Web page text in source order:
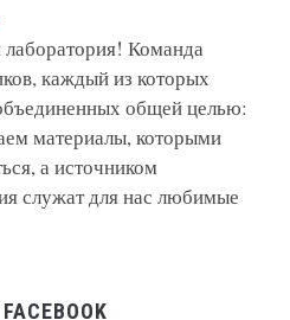
лаборатория! Команда
каждый из которых
общей целью:
материалы, которыми
а источником
служат для нас любимые